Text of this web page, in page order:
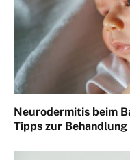
Neurodermitis beim
Tipps zur Behandlung